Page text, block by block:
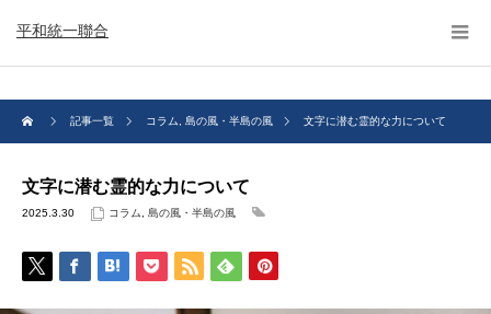
平和統一聯合
記事一覧 コラム 島の風・半島の風 文字に潜む霊的な力について
文字に潜む霊的な力について
2025.3.30 コラム 島の風・半島の風